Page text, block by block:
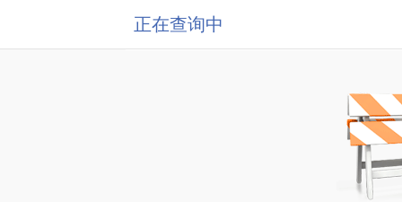
正在查询中